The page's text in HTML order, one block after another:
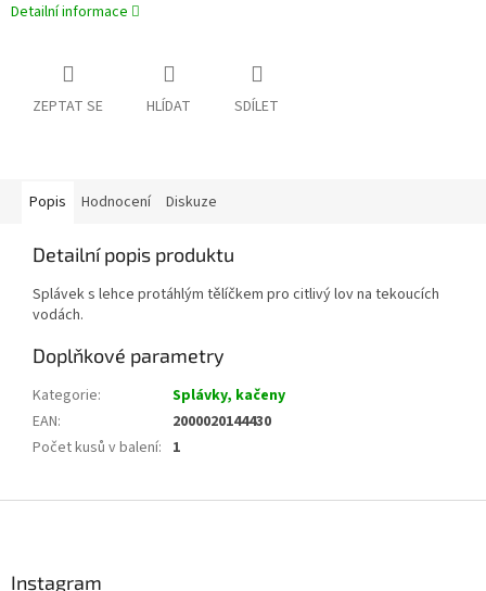
Detailní informace
ZEPTAT SE HLÍDAT SDÍLET
Popis Hodnocení Diskuze
Detailní popis produktu
Splávek s lehce protáhlým tělíčkem pro citlivý lov na tekoucích
vodách.
Doplňkové parametry
Kategorie:
Splávky, kačeny
EAN:
2000020144430
Počet kusů v balení: 1
Instagram